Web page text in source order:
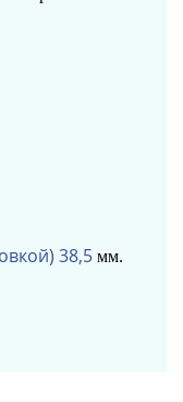
38,5 мм.